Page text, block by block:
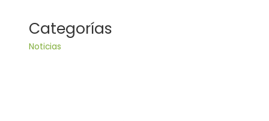
Categorías
Noticias